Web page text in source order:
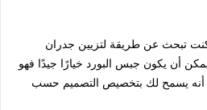
تبحث عن طريقة لتزيين جدران
أن يكون جبس البورد خيارًا جيدًا فهو
أنه يسمح لك بتخصيص التصميم حسب